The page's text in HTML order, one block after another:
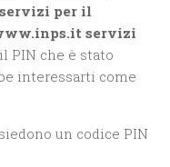
per il
servizi
PIN che è stato
interessarti come
un codice PIN